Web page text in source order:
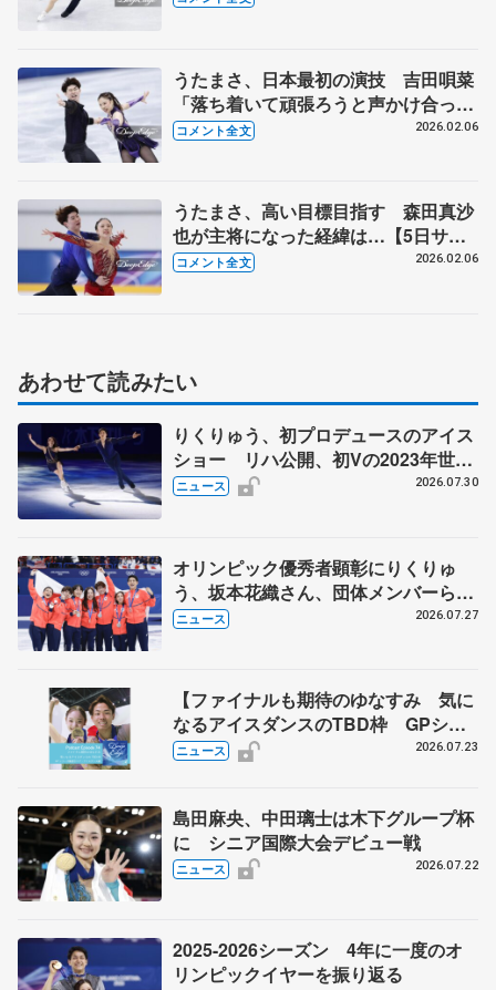
うたまさ、日本最初の演技 吉田唄菜
「落ち着いて頑張ろうと声かけ合っ
た」 【団体アイスダンスRD後】
コメント全文 2026.02.06
うたまさ、高い目標目指す 森田真沙
也が主将になった経緯は…【5日サブ
リンク練習後】
コメント全文 2026.02.06
あわせて読みたい
りくりゅう、初プロデュースのアイス
ショー リハ公開、初Vの2023年世界
選手権のSP披露 ハゼボロ、チョク
ニュース 2026.07.30
オリンピック優秀者顕彰にりくりゅ
う、坂本花織さん、団体メンバーら
8月7日に文科省が表彰式、ブルーノ・
ニュース 2026.07.27
【ファイナルも期待のゆなすみ 気に
なるアイスダンスのTBD枠 GPシリ
ーズ展望③ペア・アイスダンス編】
ニュース 2026.07.23
島田麻央、中田璃士は木下グループ杯
に シニア国際大会デビュー戦
ニュース 2026.07.22
2025-2026シーズン 4年に一度のオ
リンピックイヤーを振り返る